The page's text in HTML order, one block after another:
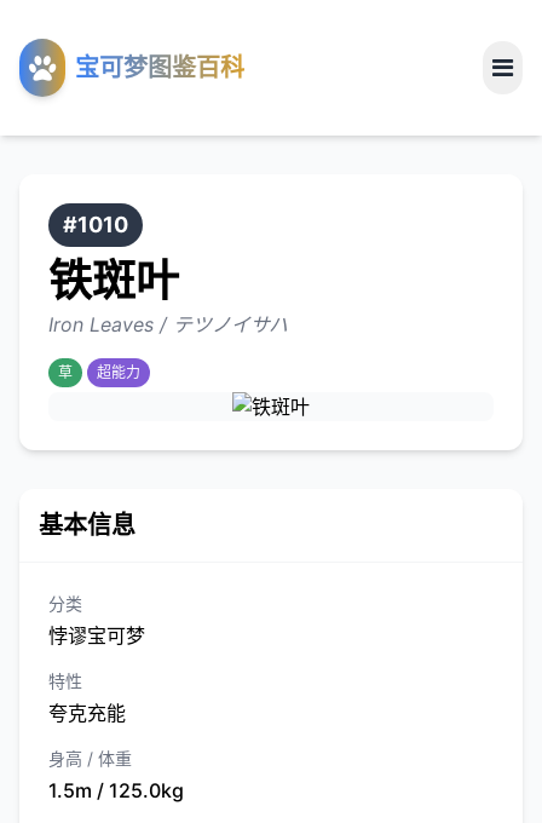
宝可梦图鉴百科
工具
关于
#1010
铁斑叶
Iron Leaves / テツノイサハ
草 超能力
基本信息
分类
悖谬宝可梦
特性
夸克充能
身高 / 体重
1.5m / 125.0kg